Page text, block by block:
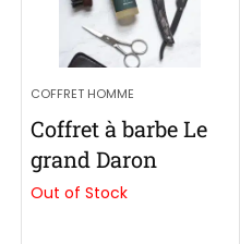
COFFRET HOMME
Coffret à barbe Le
grand Daron
Out of Stock